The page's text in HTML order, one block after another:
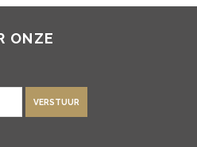
ONZE
VERSTUUR